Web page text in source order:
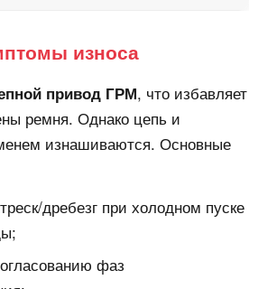
износа
привод ГРМ, что избавляет
ремня. Однако цепь и
изнашиваются. Основные
дребезг при холодном пуске
фаз